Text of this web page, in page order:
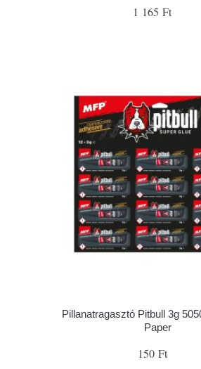
1 165 Ft
Pillanatragasztó Pitbull 3g
Paper
150 Ft